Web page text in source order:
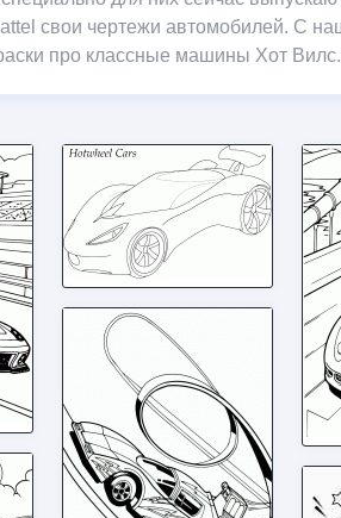
свои чертежи автомобилей. С
про классные машины Хот Вилс.